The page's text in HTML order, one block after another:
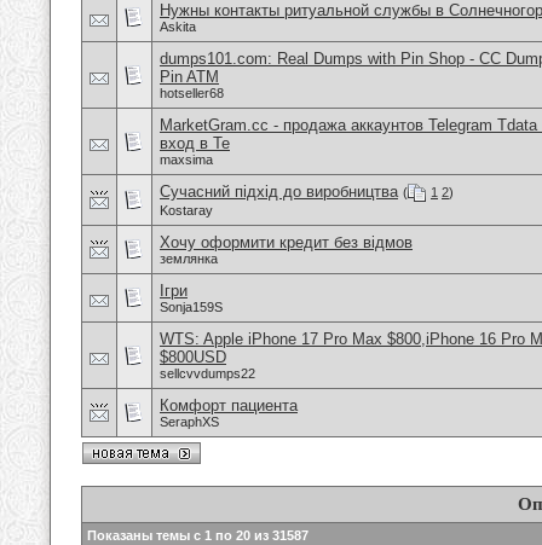
Нужны контакты ритуальной службы в
Askita
dumps101.com: Real Dumps with Pin Shop - CC
Pin ATM
hotseller68
MarketGram.cc - продажа аккаунтов Telegram
вход в Te
maxsima
Сучасний підхід до виробництва ( 1 2)
Kostaray
Хочу оформити кредит без відмов
землянка
Ігри
Sonja159S
WTS: Apple iPhone 17 Pro Max $800,iPhone 16 Pro
$800USD
sellcvvdumps22
Комфорт пациента
SeraphXS
Показаны темы с 1 по 20 из 31587